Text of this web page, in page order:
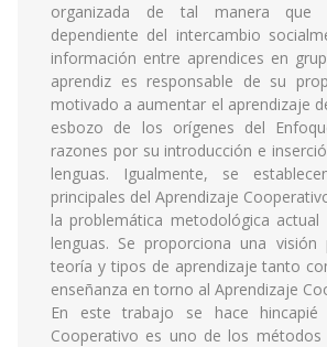
organizada de tal manera que
dependiente del intercambio
información entre aprendices en
aprendiz es responsable de su
motivado a aumentar el aprendizaje
esbozo de los orígenes del
razones por su introducción e
lenguas. Igualmente, se
principales del Aprendizaje
la problemática metodológica
lenguas. Se proporciona una visión
teoría y tipos de aprendizaje tanto
enseñanza en torno al Aprendizaje
En este trabajo se hace
Cooperativo es uno de los